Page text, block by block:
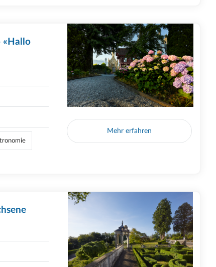
«Hallo
Mehr erfahren